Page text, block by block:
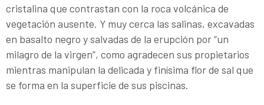
cristalina que contrastan con la roca volcánica de
vegetación ausente. Y muy cerca las salinas, excavadas
en basalto negro y salvadas de la erupción por “un
milagro de la virgen”, como agradecen sus propietarios
mientras manipulan la delicada y finísima flor de sal que
se forma en la superficie de sus piscinas.